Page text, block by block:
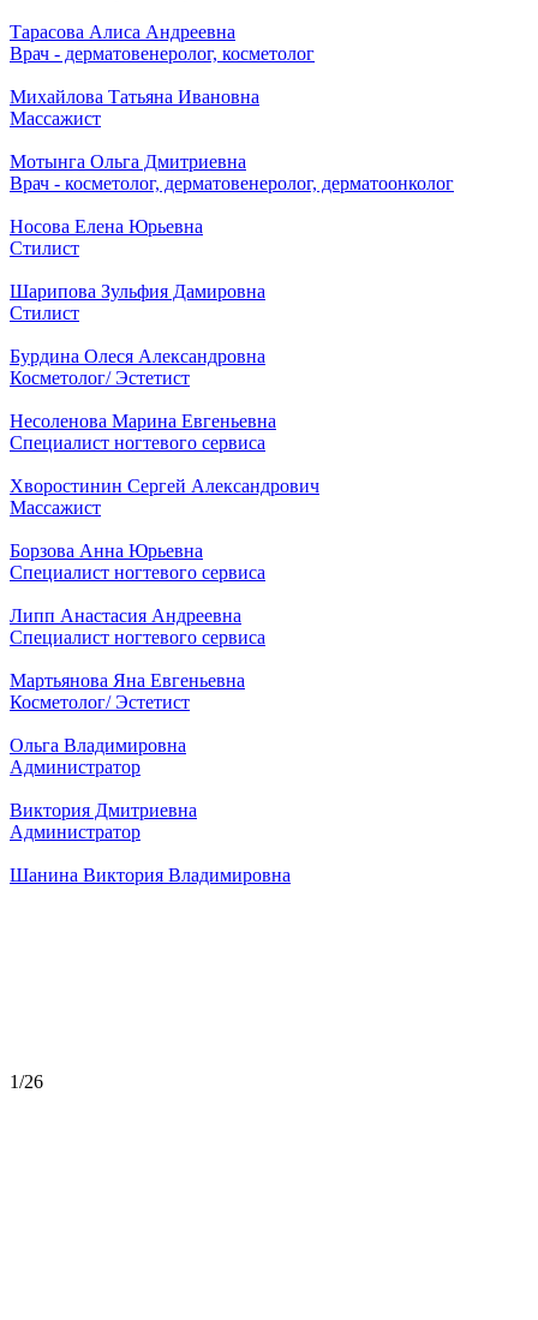
Тарасова Алиса Андреевна
Врач - дерматовенеролог, косметолог
Михайлова Татьяна Ивановна
Массажист
Мотынга Ольга Дмитриевна
Врач - косметолог, дерматовенеролог, дерматоонколог
Носова Елена Юрьевна
Стилист
Шарипова Зульфия Дамировна
Стилист
Бурдина Олеся Александровна
Косметолог/ Эстетист
Несоленова Марина Евгеньевна
Специалист ногтевого сервиса
Хворостинин Сергей Александрович
Массажист
Борзова Анна Юрьевна
Специалист ногтевого сервиса
Липп Анастасия Андреевна
Специалист ногтевого сервиса
Мартьянова Яна Евгеньевна
Косметолог/ Эстетист
Ольга Владимировна
Администратор
Виктория Дмитриевна
Администратор
Шанина Виктория Владимировна
1/26